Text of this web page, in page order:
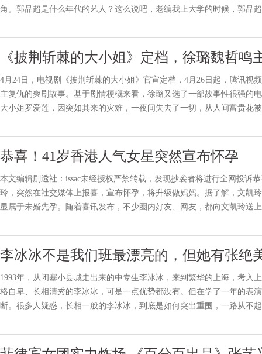
角。郭品超是什么年代的艺人？这么说吧，老编我上大学的时候，郭品
《披荆斩棘的大小姐》定档，徐璐魏哲鸣
4月24日，电视剧《披荆斩棘的大小姐》官宣定档，4月26日起，腾讯视
主复仇的爽剧故事。基于剧情梗概来看，徐璐又选了一部故事性很强的
大小姐罗爱莲，因突如其来的灾难，一夜间失去了一切，从人间富贵花
恭喜！41岁香港人气女星突然宣布怀孕
本文编辑剧透社：issac未经授权严禁转载，发现抄袭者将进行全网投诉
玲，突然在社交媒体上报喜，宣布怀孕，将升级做妈妈。据了解，文凯
显属于未婚先孕。随着喜讯发布，不少圈内好友、网友，都向文凯玲送
李冰冰不是我们班最漂亮的，但她有张绝
1993年，从闭塞小县城走出来的中专生李冰冰，来到繁华的上海，考入
格自卑、长相清秀的李冰冰，可是一点优势都没有。但在学了一年的表
断。很多人疑惑，长相一般的李冰冰，到底是如何突出重围，一路从不